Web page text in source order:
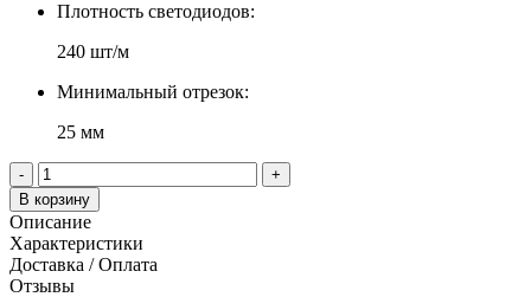
Плотность светодиодов:
240 шт/м
Минимальный отрезок:
25 мм
-
+
В корзину
Описание
Характеристики
Доставка / Оплата
Отзывы